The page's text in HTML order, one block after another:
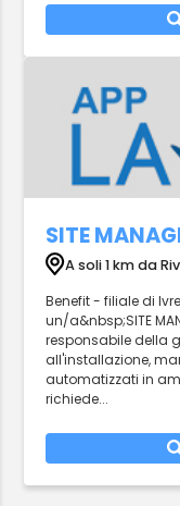
SITE
A soli 1 km da
Benefit - filiale di
un/a&nbsp;SITE
responsabile della
all'installazione,
automatizzati in
richiede...